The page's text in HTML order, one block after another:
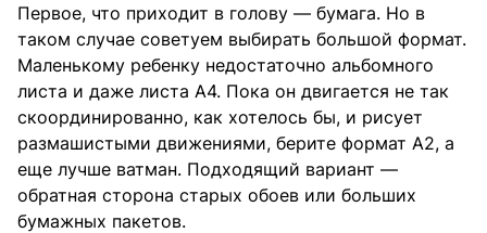
Первое, что приходит в голову — бумага. Но в
таком случае советуем выбирать большой формат.
Маленькому ребенку недостаточно альбомного
листа и даже листа А4. Пока он двигается не так
скоординированно, как хотелось бы, и рисует
размашистыми движениями, берите формат А2, а
еще лучше ватман. Подходящий вариант —
обратная сторона старых обоев или больших
бумажных пакетов.